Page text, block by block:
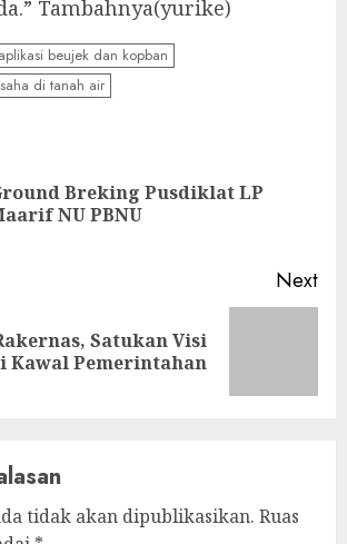
Tambahnya(yurike)
beujek dan kopban
di tanah air
Breking Pusdiklat LP
NU PBNU
Next
Satukan Visi
Kawal Pemerintahan
tidak akan dipublikasikan. Ruas